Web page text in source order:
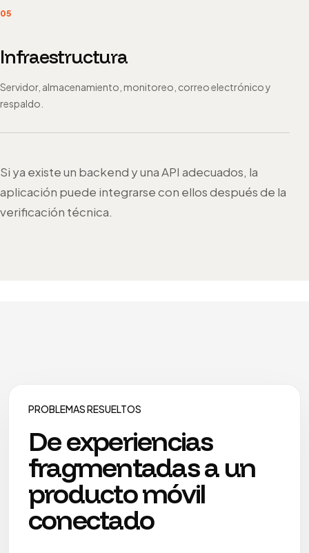
05
Infraestructura
Servidor, almacenamiento, monitoreo, correo electrónico y
respaldo.
Si ya existe un backend y una API adecuados, la
aplicación puede integrarse con ellos después de la
verificación técnica.
PROBLEMAS RESUELTOS
Deexperiencias
fragmentadasaun
productomóvil
conectado